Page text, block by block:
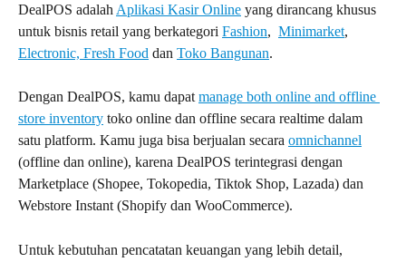
DealPOS adalah Aplikasi Kasir Online yang dirancang khusus
untuk bisnis retail yang berkategori Fashion, Minimarket,
Electronic, Fresh Food dan Toko Bangunan.
Dengan DealPOS, kamu dapat manage both online and offline
store inventory toko online dan offline secara realtime dalam
satu platform. Kamu juga bisa berjualan secara omnichannel
(offline dan online), karena DealPOS terintegrasi dengan
Marketplace (Shopee, Tokopedia, Tiktok Shop, Lazada) dan
Webstore Instant (Shopify dan WooCommerce).
Untuk kebutuhan pencatatan keuangan yang lebih detail,